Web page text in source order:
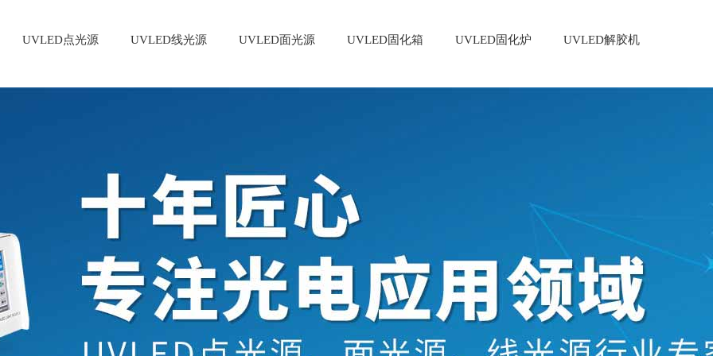
UVLED点光源 UVLED线光源 UVLED面光源 UVLED固化箱 UVLED固化炉 UVLED解胶机